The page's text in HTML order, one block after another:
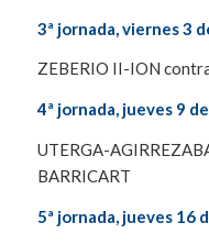
3ª jornada, viernes 3
ZEBERIO II-ION
4ª jornada, jueves 9
UTERGA-
BARRICART
5ª jornada, jueves 16